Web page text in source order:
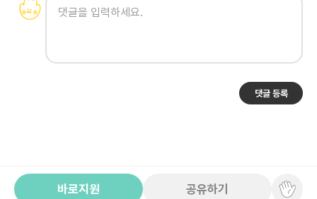
댓글 등록
바로지원 공유하기